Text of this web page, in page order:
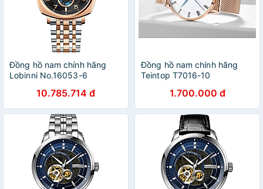
Đồng hồ nam chính hãng
Lobinni No.16053-6
10.785.714 đ
Đồng hồ nam chính hãng
Teintop T7016-10
1.700.000 đ